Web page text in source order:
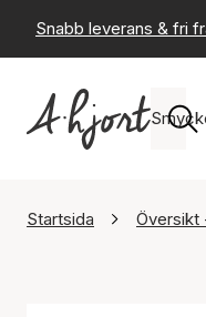
Snabb leverans & fri
Startsida Översikt